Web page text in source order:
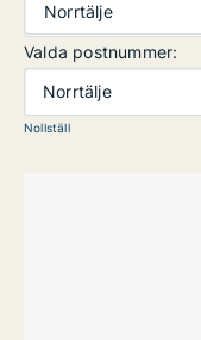
Norrtälje
Valda postnummer:
Norrtälje
Nollställ